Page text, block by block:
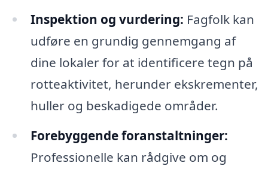
Inspektion og vurdering: Fagfolk kan
udføre en grundig gennemgang af
dine lokaler for at identificere tegn på
rotteaktivitet, herunder ekskrementer,
huller og beskadigede områder.
Forebyggende foranstaltninger:
Professionelle kan rådgive om og